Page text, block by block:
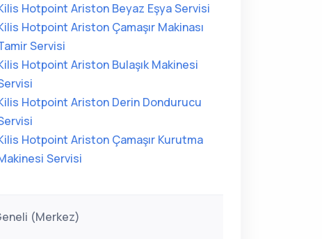
Hotpoint Ariston Beyaz Eşya Servisi
Hotpoint Ariston Çamaşır Makinası
Servisi
Hotpoint Ariston Bulaşık Makinesi
Hotpoint Ariston Derin Dondurucu
Hotpoint Ariston Çamaşır Kurutma
Servisi
(Merkez)